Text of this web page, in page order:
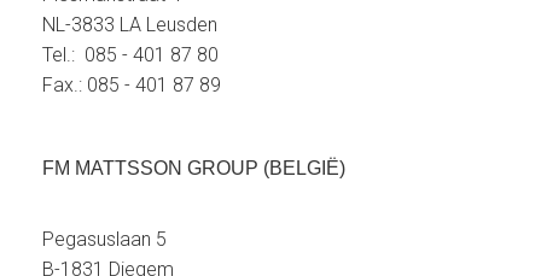
NL-3833 LA Leusden
Tel.: 085 - 401 87 80
Fax.: 085 - 401 87 89
FM MATTSSON GROUP (BELGIË)
Pegasuslaan 5
B-1831 Diegem